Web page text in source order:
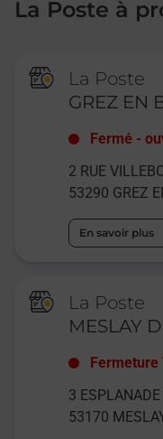
La Poste à
La Poste
GREZ EN
Fermé -
2 RUE
53290 GREZ
En savoir plus
La Poste
MESLAY
Fermeture
3
53170